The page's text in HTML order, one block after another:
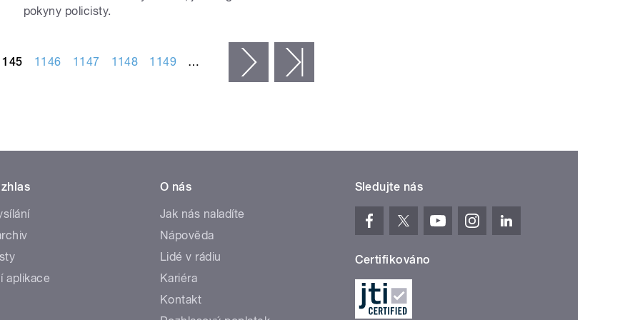
pokyny policisty.
1146 1147 1148 1149 … následující ›
aplikace
O nás
Jak nás naladíte
Nápověda
Lidé v rádiu
Kariéra
Kontakt
Sledujte nás
Certifikováno